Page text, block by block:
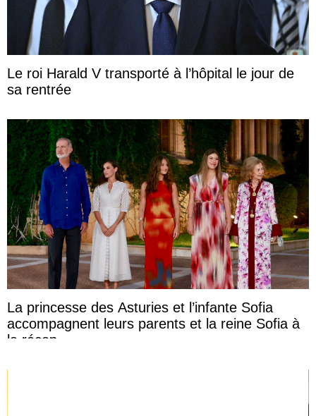
Le roi Harald V transporté à l’hôpital le jour de
sa rentrée
La princesse des Asturies et l’infante Sofia
accompagnent leurs parents et la reine Sofia à
la récep ...